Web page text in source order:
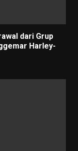
dari Grup
Harley-